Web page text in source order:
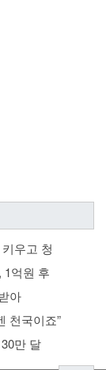
우고 청
1억원 후
아
천국이죠”
만 달